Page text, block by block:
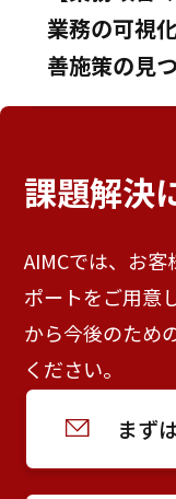
業務の可視
善施策の見
課題解決
AIMCでは、お
ポートをご用意
から今後のため
ください。
まず